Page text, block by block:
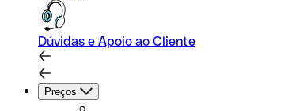
Dúvidas e Apoio ao Cliente
Preços